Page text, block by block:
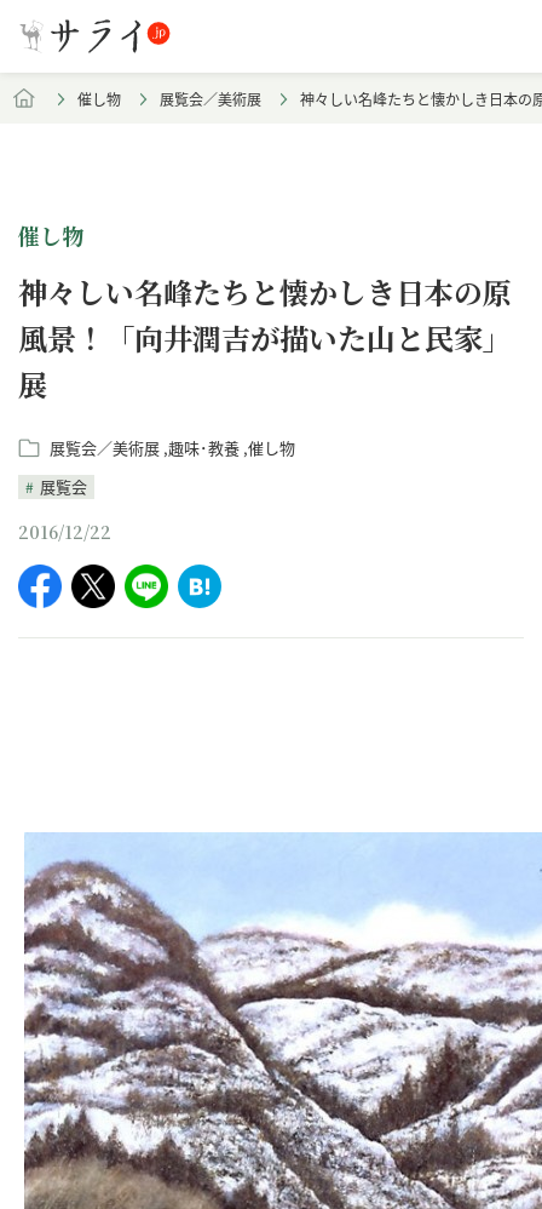
催し物 展覧会／美術展 神々しい名峰たちと懐かしき日本の
催し物
神々しい名峰たちと懐かしき日本の原
風景！「向井潤吉が描いた山と民家」
展
展覧会／美術展 趣味･教養 催し物
展覧会
2016/12/22